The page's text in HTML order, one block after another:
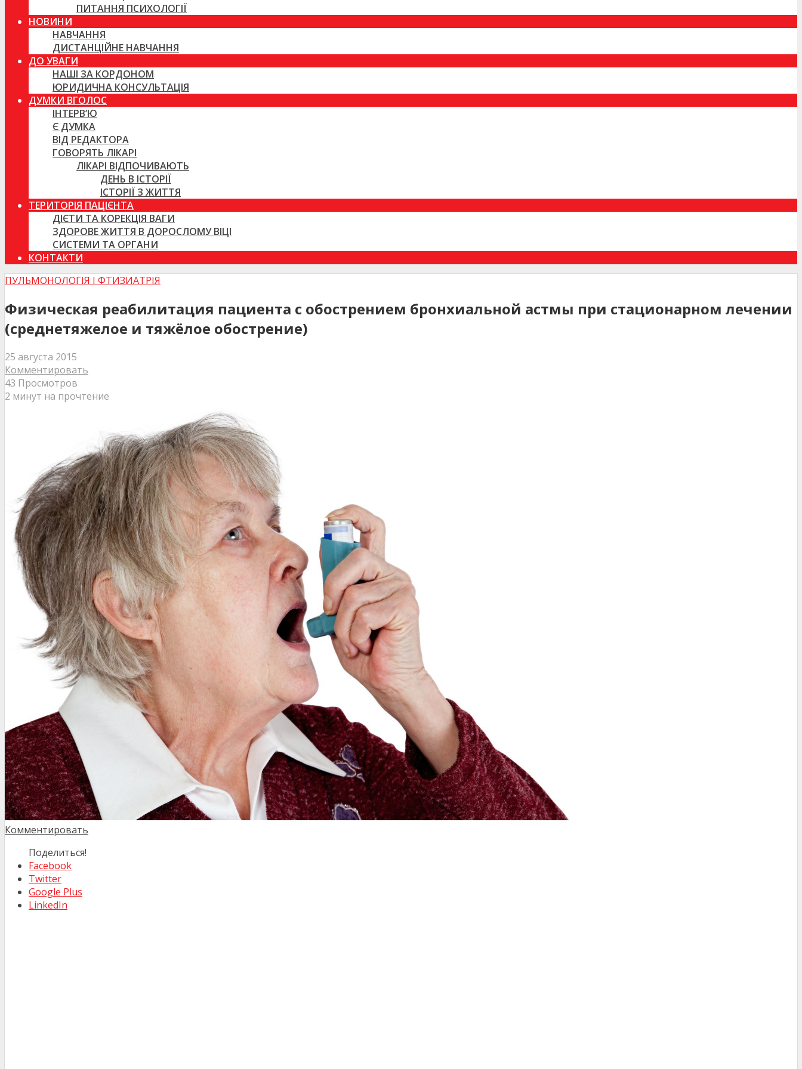
ПИТАННЯ ПСИХОЛОГІЇ
НОВИНИ
НАВЧАННЯ
ДИСТАНЦІЙНЕ НАВЧАННЯ
ДО УВАГИ
НАШІ ЗА КОРДОНОМ
ЮРИДИЧНА КОНСУЛЬТАЦІЯ
ДУМКИ ВГОЛОС
ІНТЕРВ’Ю
Є ДУМКА
ВІД РЕДАКТОРА
ГОВОРЯТЬ ЛІКАРІ
ЛІКАРІ ВІДПОЧИВАЮТЬ
ДЕНЬ В ІСТОРІЇ
ІСТОРІЇ З ЖИТТЯ
ТЕРИТОРІЯ ПАЦІЄНТА
ДІЄТИ ТА КОРЕКЦІЯ ВАГИ
ЗДОРОВЕ ЖИТТЯ В ДОРОСЛОМУ ВІЦІ
СИСТЕМИ ТА ОРГАНИ
КОНТАКТИ
ПУЛЬМОНОЛОГІЯ І ФТИЗИАТРІЯ
Физическая реабилитация пациента с обострением бронхиальной астмы при стационарном лечении
(среднетяжелое и тяжёлое обострение)
25 августа 2015
Комментировать
43 Просмотров
2 минут на прочтение
Комментировать
Поделиться!
Facebook
Twitter
Google Plus
LinkedIn